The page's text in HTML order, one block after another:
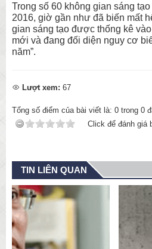
Trong số 60 không gian sáng
2016, giờ gần như đã biến mất
gian sáng tạo được thống kê
mới và đang đối diện nguy cơ
năm”.
Lượt xem: 67
Tổng số điểm của bài viết là: 0 trong 0
Click để đánh giá
TIN LIÊN QUAN